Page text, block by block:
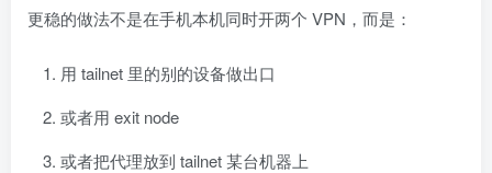
更稳的做法不是在手机本机同时开两个 VPN，而是：
用 tailnet 里的别的设备做出口
或者用 exit node
或者把代理放到 tailnet 某台机器上